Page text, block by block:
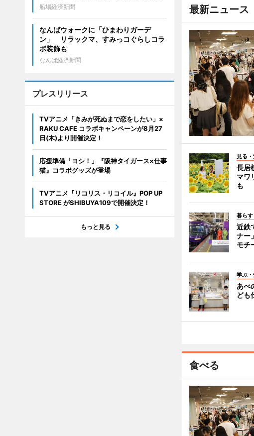
最新ニュース
見る
長居
マワ
も
暮らす
近鉄
ナー
モチ
学ぶ・
あべ
ど
食べる
船場経済新聞
なんばウォークに「ひまわりガーデ
ン」 リラックマ、すみっコぐらしコラ
ボ装飾も
なんば経済新聞
プレスリリース
TVアニメ「きみが死ぬまで恋をしたい」×
RAKU CAFE コラボキャンペーンが8月27
日(木)より開催決定！
応援準備「ヨシ！」『阪神タイガース×仕事
猫』コラボグッズが登場
TVアニメ『リコリス・リコイル』POP UP
STORE がSHIBUYA109で開催決定！
もっと見る